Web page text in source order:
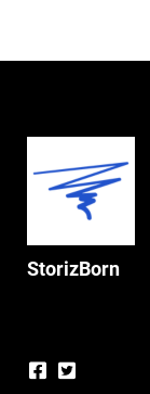
StorizBorn